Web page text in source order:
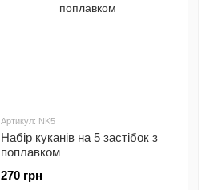
Артикул: NK5
Набір куканів на 5 застібок з
поплавком
270 грн